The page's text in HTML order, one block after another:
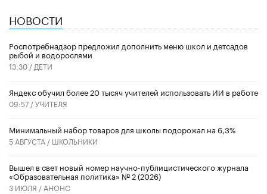
НОВОСТИ
Роспотребнадзор предложил дополнить меню школ и детсадов
рыбой и водорослями
13:30 / ДЕТИ
​Яндекс обучил более 20 тысяч учителей использовать ИИ в работе
09:57 /УЧИТЕЛЯ
Минимальный набор товаров для школы подорожал на 6,3%
5 АВГУСТА / ШКОЛЬНИКИ
Вышел в свет новый номер научно-публицистического журнала
«Образовательная политика» № 2 (2026)
3 ИЮЛЯ / АНОНС